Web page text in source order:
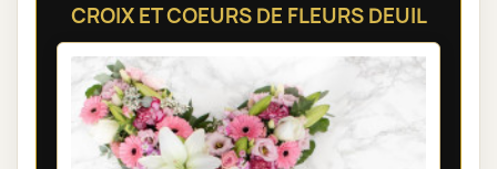
CROIX ET COEURS DE FLEURS DEUIL